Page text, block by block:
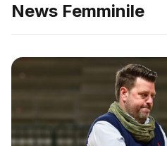
News Femminile